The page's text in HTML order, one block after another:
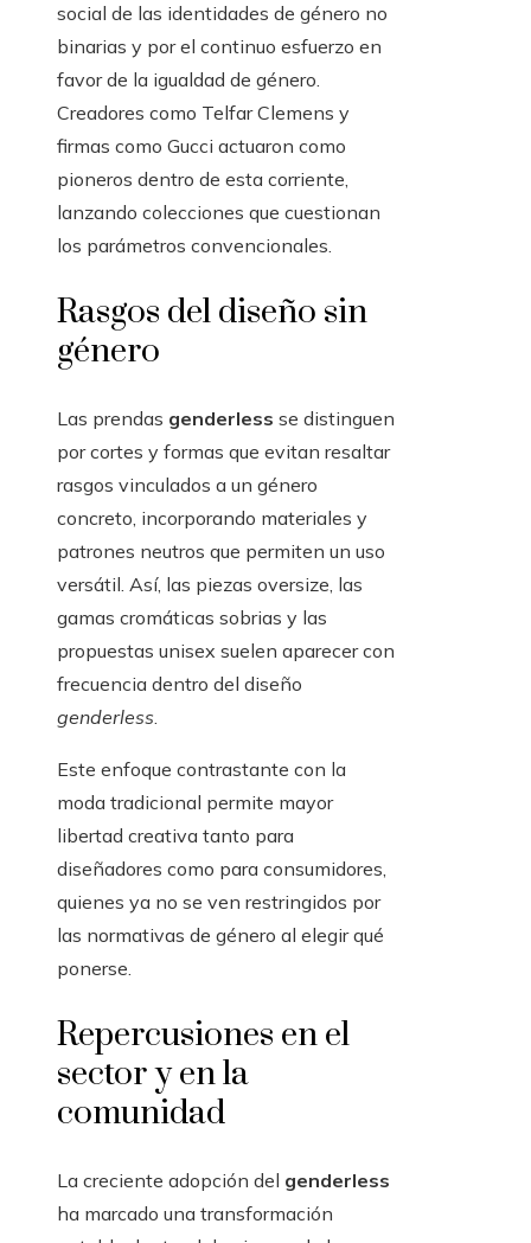
social de las identidades de género no
binarias y por el continuo esfuerzo en
favor de la igualdad de género.
Creadores como Telfar Clemens y
firmas como Gucci actuaron como
pioneros dentro de esta corriente,
lanzando colecciones que cuestionan
los parámetros convencionales.
Rasgos del diseño sin
género
Las prendas genderless se distinguen
por cortes y formas que evitan resaltar
rasgos vinculados a un género
concreto, incorporando materiales y
patrones neutros que permiten un uso
versátil. Así, las piezas oversize, las
gamas cromáticas sobrias y las
propuestas unisex suelen aparecer con
frecuencia dentro del diseño
genderless.
Este enfoque contrastante con la
moda tradicional permite mayor
libertad creativa tanto para
diseñadores como para consumidores,
quienes ya no se ven restringidos por
las normativas de género al elegir qué
ponerse.
Repercusiones en el
sector y en la
comunidad
La creciente adopción del genderless
ha marcado una transformación